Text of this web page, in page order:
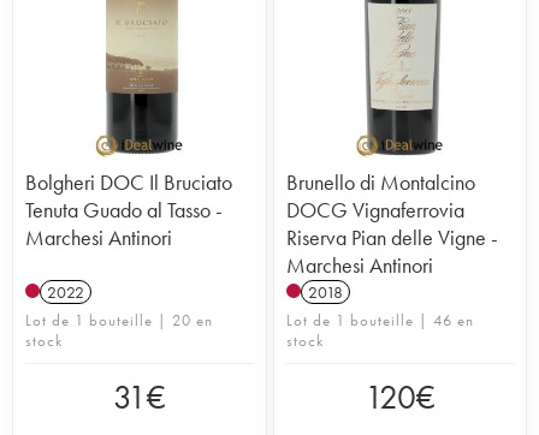
Bolgheri DOC Il Bruciato
Tenuta Guado al Tasso -
Marchesi Antinori
2022
Lot de 1 bouteille | 20 en
stock
31€
Brunello di Montalcino
DOCG Vignaferrovia
Riserva Pian delle Vigne -
Marchesi Antinori
2018
Lot de 1 bouteille | 46 en
stock
120€